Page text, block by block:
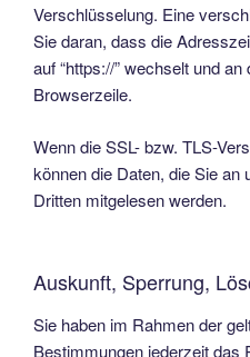
Verschlüsselung. Eine
Sie daran, dass die
auf “https://” wechselt und
Browserzeile.
Wenn die SSL- bzw. TLS-
können die Daten, die Sie an
Dritten mitgelesen werden.
Auskunft, Sperrung,
Sie haben im Rahmen der
Bestimmungen jederzeit das